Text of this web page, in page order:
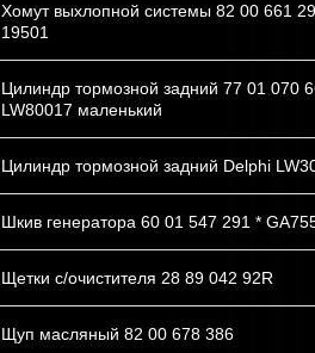
Хомут выхлопной системы 82 00 661
19501
Цилиндр тормозной задний 77 01 070
LW80017 маленький
Цилиндр тормозной задний Delphi
Шкив генератора 60 01 547 291 *
Щетки с/очистителя 28 89 042 92R
Щуп масляный 82 00 678 386